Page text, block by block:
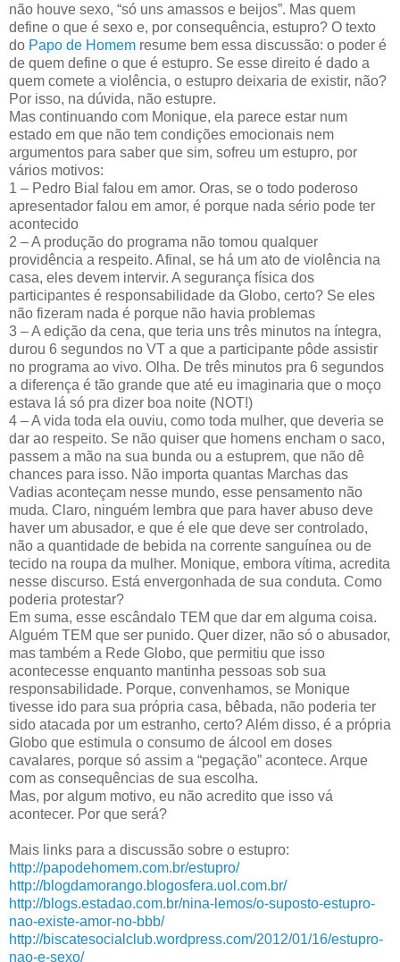
não houve sexo, “só uns amassos e beijos”. Mas quem
define o que é sexo e, por consequência, estupro? O texto
do Papo de Homem resume bem essa discussão: o poder é
de quem define o que é estupro. Se esse direito é dado a
quem comete a violência, o estupro deixaria de existir, não?
Por isso, na dúvida, não estupre.
Mas continuando com Monique, ela parece estar num
estado em que não tem condições emocionais nem
argumentos para saber que sim, sofreu um estupro, por
vários motivos:
1 – Pedro Bial falou em amor. Oras, se o todo poderoso
apresentador falou em amor, é porque nada sério pode ter
acontecido
2 – A produção do programa não tomou qualquer
providência a respeito. Afinal, se há um ato de violência na
casa, eles devem intervir. A segurança física dos
participantes é responsabilidade da Globo, certo? Se eles
não fizeram nada é porque não havia problemas
3 – A edição da cena, que teria uns três minutos na íntegra,
durou 6 segundos no VT a que a participante pôde assistir
no programa ao vivo. Olha. De três minutos pra 6 segundos
a diferença é tão grande que até eu imaginaria que o moço
estava lá só pra dizer boa noite (NOT!)
4 – A vida toda ela ouviu, como toda mulher, que deveria se
dar ao respeito. Se não quiser que homens encham o saco,
passem a mão na sua bunda ou a estuprem, que não dê
chances para isso. Não importa quantas Marchas das
Vadias aconteçam nesse mundo, esse pensamento não
muda. Claro, ninguém lembra que para haver abuso deve
haver um abusador, e que é ele que deve ser controlado,
não a quantidade de bebida na corrente sanguínea ou de
tecido na roupa da mulher. Monique, embora vítima, acredita
nesse discurso. Está envergonhada de sua conduta. Como
poderia protestar?
Em suma, esse escândalo TEM que dar em alguma coisa.
Alguém TEM que ser punido. Quer dizer, não só o abusador,
mas também a Rede Globo, que permitiu que isso
acontecesse enquanto mantinha pessoas sob sua
responsabilidade. Porque, convenhamos, se Monique
tivesse ido para sua própria casa, bêbada, não poderia ter
sido atacada por um estranho, certo? Além disso, é a própria
Globo que estimula o consumo de álcool em doses
cavalares, porque só assim a “pegação” acontece. Arque
com as consequências de sua escolha.
Mas, por algum motivo, eu não acredito que isso vá
acontecer. Por que será?
Mais links para a discussão sobre o estupro:
http://papodehomem.com.br/estupro/
http://blogdamorango.blogosfera.uol.com.br/
http://blogs.estadao.com.br/nina-lemos/o-suposto-estupro-
nao-existe-amor-no-bbb/
http://biscatesocialclub.wordpress.com/2012/01/16/estupro-
nao-e-sexo/